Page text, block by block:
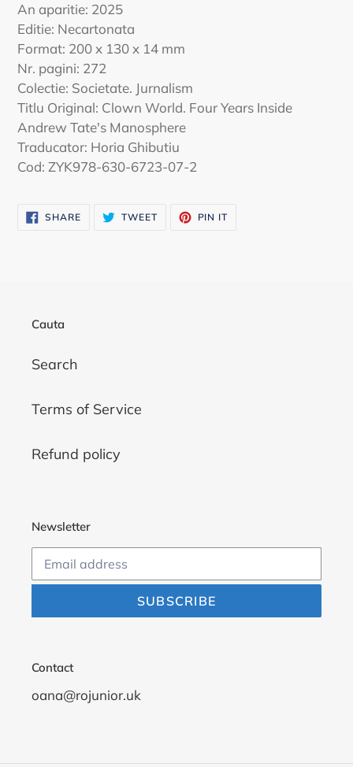
An aparitie: 2025
Editie: Necartonata
Format: 200 x 130 x 14 mm
Nr. pagini: 272
Colectie: Societate. Jurnalism
Titlu Original: Clown World. Four Years Inside
Andrew Tate's Manosphere
Traducator: Horia Ghibutiu
Cod: ZYK978-630-6723-07-2
SHARESHARE
ON
TWEETTWEET PIN IT
Cauta
Search
Terms of Service
Refund policy
Newsletter
SUBSCRIBE
Contact
oana@rojunior.uk